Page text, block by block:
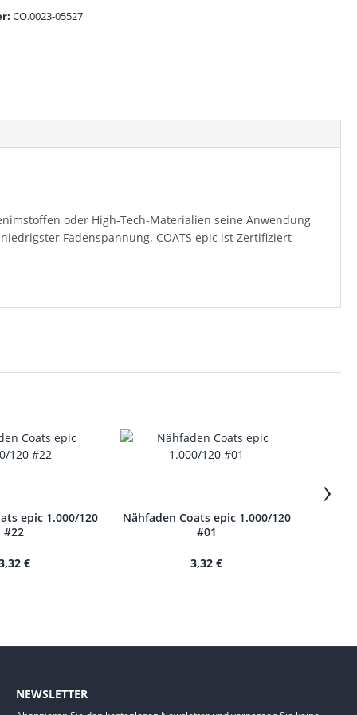
CO.0023-05527
oder High-Tech-Materialien seine Anwendung
Fadenspannung. COATS epic ist Zertifiziert
epic 1.000/120
#22
€
Nähfaden Coats epic 1.000/120
#01
3,32 €
›
NEWSLETTER